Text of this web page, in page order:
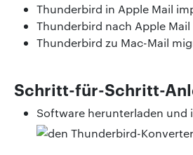
Thunderbird in Apple Mail
Thunderbird nach Apple
Thunderbird zu Mac-Mail
Schritt-für-Schritt-
Software herunterladen und